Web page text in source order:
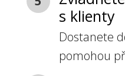
s klienty
Dostanete
pomohou